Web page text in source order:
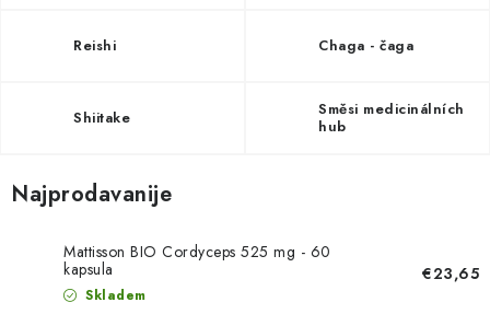
Reishi Chaga - čaga
Shiitake
Směsi medicinálních
hub
Najprodavanije
Mattisson BIO Cordyceps 525 mg - 60
kapsula
Skladem
€23,65